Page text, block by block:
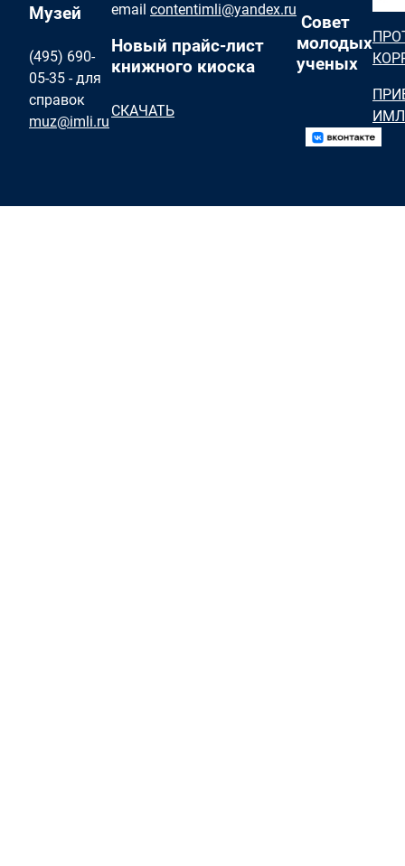
Музей
(495) 690-
05-35 - для
справок
muz@imli.ru
email contentimli@yandex.ru
Новый прайс-лист
книжного киоска
СКАЧАТЬ
Совет
молодых
ученых